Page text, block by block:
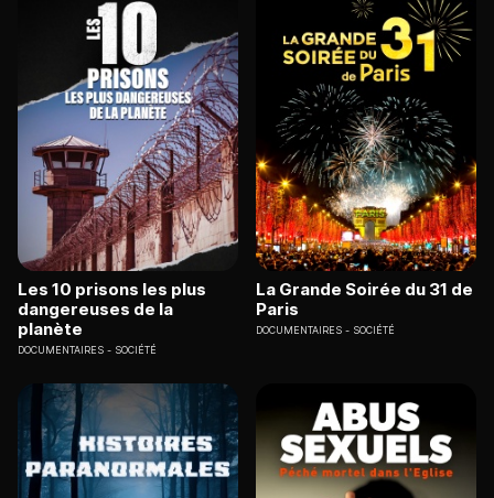
Les 10 prisons les plus
dangereuses de la
planète
DOCUMENTAIRES SOCIÉTÉ
La Grande Soirée du 31 de
Paris
DOCUMENTAIRES SOCIÉTÉ